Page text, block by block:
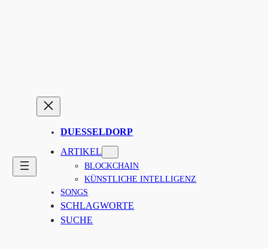
DUESSELDORP
ARTIKEL
BLOCKCHAIN
KÜNSTLICHE INTELLIGENZ
SONGS
SCHLAGWORTE
SUCHE